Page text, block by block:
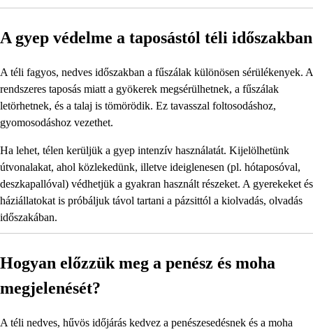
A gyep védelme a taposástól téli időszakban
A téli fagyos, nedves időszakban a fűszálak különösen sérülékenyek. A
rendszeres taposás miatt a gyökerek megsérülhetnek, a fűszálak
letörhetnek, és a talaj is tömörödik. Ez tavasszal foltosodáshoz,
gyomosodáshoz vezethet.
Ha lehet, télen kerüljük a gyep intenzív használatát. Kijelölhetünk
útvonalakat, ahol közlekedünk, illetve ideiglenesen (pl. hótaposóval,
deszkapallóval) védhetjük a gyakran használt részeket. A gyerekeket és
háziállatokat is próbáljuk távol tartani a pázsittól a kiolvadás, olvadás
időszakában.
Hogyan előzzük meg a penész és moha
megjelenését?
A téli nedves, hűvös időjárás kedvez a penészesedésnek és a moha